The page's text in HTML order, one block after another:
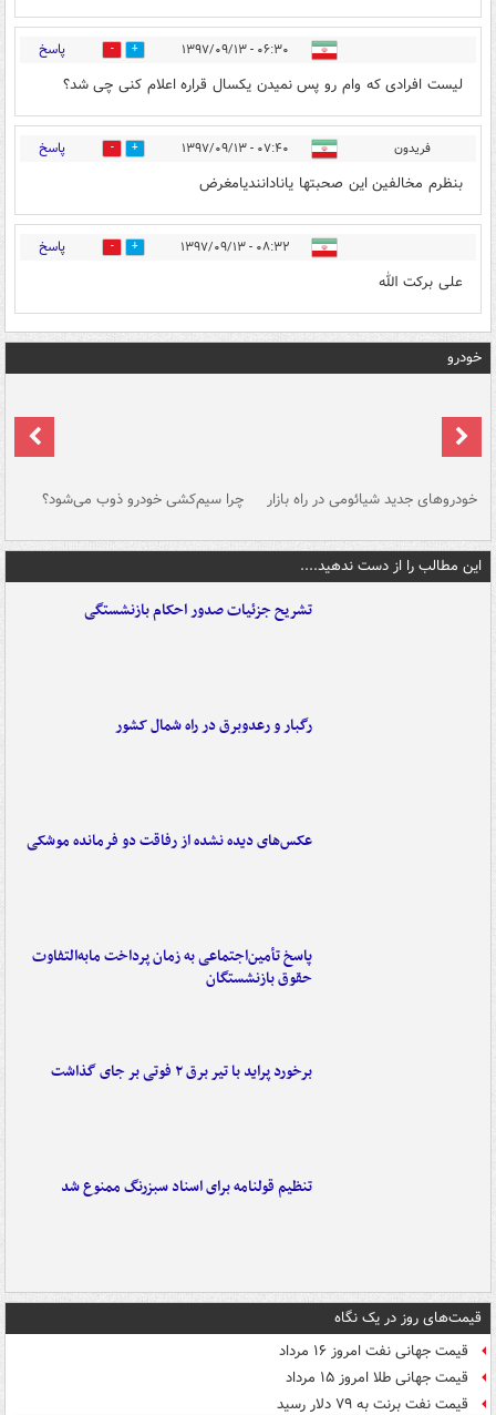
۰۶:۳۰ - ۱۳۹۷/۰۹/۱۳ 0 پاسخ
لیست افرادی که وام رو پس نمیدن یکسال قراره اعلام کنی چی شد؟
فریدون ۰۷:۴۰ - ۱۳۹۷/۰۹/۱۳ 1 پاسخ
بنظرم مخالفین این صحبتها یانادانندیامغرض
۰۸:۳۲ - ۱۳۹۷/۰۹/۱۳ 0 پاسخ
علی برکت الله
خودرو
خودروهای جدید شیائومی در راه بازار چرا سیم‌کشی خودرو ذوب می‌شود؟
این مطالب را از دست ندهید....
تشریح جزئیات صدور احکام بازنشستگی
رگبار و رعدوبرق در راه شمال کشور
عکس‌های دیده نشده از رفاقت دو فرمانده‌ موشکی
پاسخ تأمین‌اجتماعی به زمان پرداخت مابه‌التفاوت
حقوق بازنشستگان
برخورد پراید با تیر برق ۲ فوتی بر جای گذاشت
تنظیم قولنامه برای اسناد سبزرنگ ممنوع شد
قیمت‌های روز در یک نگاه
قیمت جهانی نفت امروز ۱۶ مرداد
قیمت جهانی طلا امروز ۱۵ مرداد
قیمت نفت برنت به ۷۹ دلار رسید